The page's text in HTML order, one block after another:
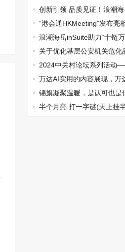
业高效转化
创新引领 品质见证！浪潮
代信息技术创新产品”
“港会通HKMeeting”发布亮
式浪潮海岳inSuite助力“十链
字化转型
关于优化基层公安机关危化
一流营商环境的路径初探
2024中关村论坛系列活动
产业创新论坛在京举办
万达AI实用的内容展现，万
能”锦旗凝聚温暖，是认可也是
半个月亮 打一字谜(天上挂